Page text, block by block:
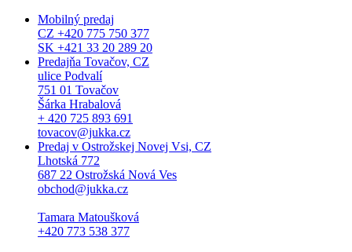
Mobilný predaj
CZ +420 775 750 377
SK +421 33 20 289 20
Predajňa Tovačov, CZ
ulice Podvalí
751 01 Tovačov
Šárka Hrabalová
+ 420 725 893 691
tovacov@jukka.cz
Predaj v Ostrožskej Novej Vsi, CZ
Lhotská 772
687 22 Ostrožská Nová Ves
obchod@jukka.cz
Tamara Matoušková
+420 773 538 377